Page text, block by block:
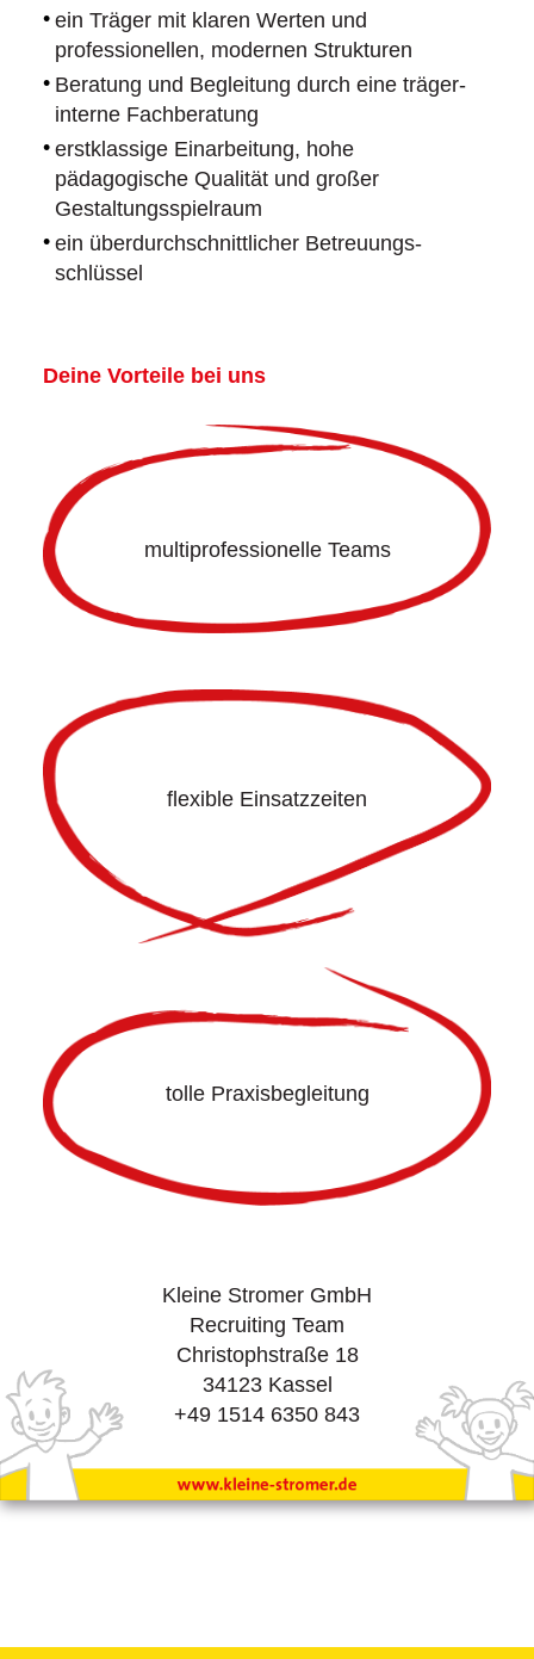
ein Träger mit klaren Werten und
professionellen, modernen Strukturen
Beratung und Begleitung durch eine träger-
interne Fachberatung
erstklassige Einarbeitung, hohe
pädagogische Qualität und großer
Gestaltungsspielraum
ein überdurchschnittlicher Betreuungs-
schlüssel
Deine Vorteile bei uns
multiprofessionelle Teams
flexible Einsatzzeiten
tolle Praxisbegleitung
Kleine Stromer GmbH
Recruiting Team
Christophstraße 18
34123 Kassel
+49 1514 6350 843